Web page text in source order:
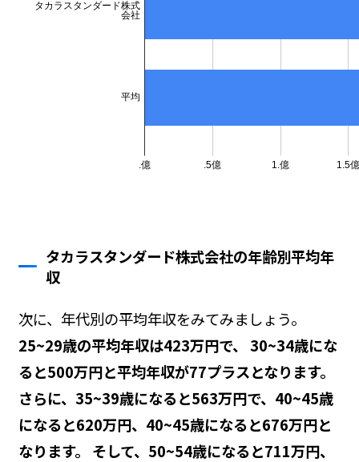
タカラスタンダード株式会社の年齢別平均年
収
次に、年代別の平均年収をみてみましょう。
25~29歳の平均年収は423万円で、 30~34歳にな
ると500万円と平均年収が77プラスとなります。
さらに、35~39歳になると563万円で、40~45歳
になると620万円、40~45歳になると676万円と
なります。 そして、50~54歳になると711万円、